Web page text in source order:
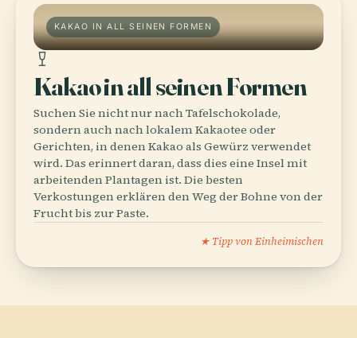
KAKAO IN ALL SEINEN FORMEN
Kakao in all seinen Formen
Suchen Sie nicht nur nach Tafelschokolade,
sondern auch nach lokalem Kakaotee oder
Gerichten, in denen Kakao als Gewürz verwendet
wird. Das erinnert daran, dass dies eine Insel mit
arbeitenden Plantagen ist. Die besten
Verkostungen erklären den Weg der Bohne von der
Frucht bis zur Paste.
★ Tipp von Einheimischen